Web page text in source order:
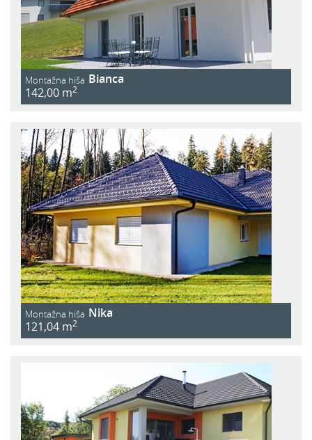
Montažna hiša Bianca
142,00 m2
Montažna hiša Nika
121,04 m2